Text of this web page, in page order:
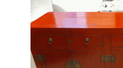
Heimtextilien
Impressum